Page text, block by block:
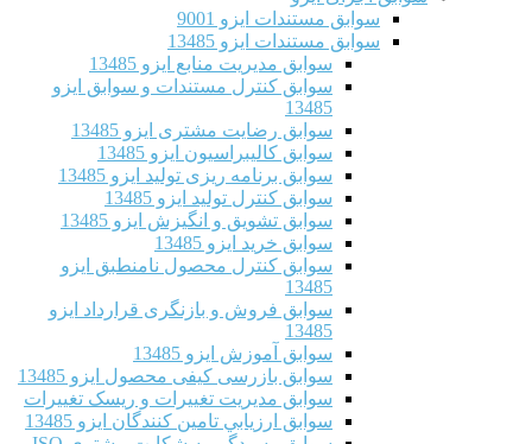
سوابق مستندات ایزو 9001
سوابق مستندات ایزو 13485
سوابق مدیریت منابع ایزو 13485
سوابق کنترل مستندات و سوابق ایزو
13485
سوابق رضایت مشتری ایزو 13485
سوابق كاليبراسيون ایزو 13485
سوابق برنامه ریزی تولید ایزو 13485
سوابق کنترل تولید ایزو 13485
سوابق تشویق و انگیزش ایزو 13485
سوابق خرید ایزو 13485
سوابق کنترل محصول نامنطبق ایزو
13485
سوابق فروش و بازنگری قرارداد ایزو
13485
سوابق آموزش ایزو 13485
سوابق بازرسی کیفی محصول ایزو 13485
سوابق مدیریت تغییرات و ریسک تغییرات
سوابق ارزيابي تامين كنندگان ایزو 13485